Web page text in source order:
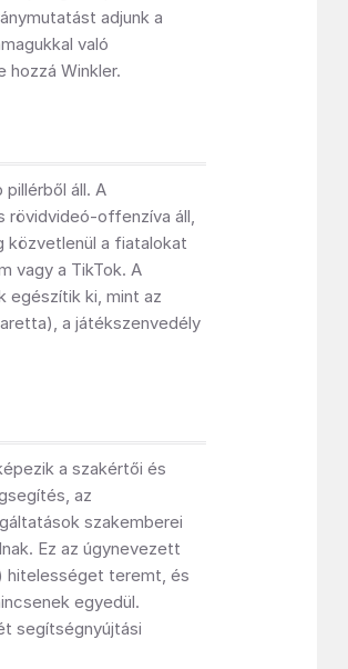
adjunk a
való
hozzá Winkler.
pillérből áll. A
rövidvideó-offenzíva áll,
közvetlenül a fiatalokat
vagy a TikTok. A
egészítik ki, mint az
a játékszenvedély
a szakértői és
az
szakemberei
Ez az úgynevezett
hitelességet teremt, és
egyedül.
segítségnyújtási